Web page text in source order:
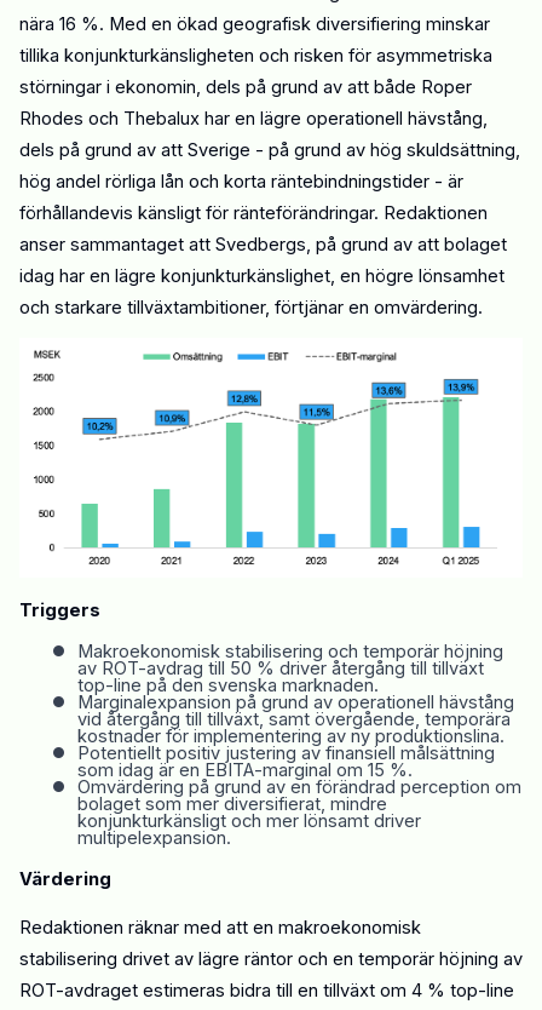
nära 16 %. Med en ökad geografisk diversifiering minskar
tillika konjunkturkänsligheten och risken för asymmetriska
störningar i ekonomin, dels på grund av att både Roper
Rhodes och Thebalux har en lägre operationell hävstång,
dels på grund av att Sverige - på grund av hög skuldsättning,
hög andel rörliga lån och korta räntebindningstider - är
förhållandevis känsligt för ränteförändringar. Redaktionen
anser sammantaget att Svedbergs, på grund av att bolaget
idag har en lägre konjunkturkänslighet, en högre lönsamhet
och starkare tillväxtambitioner, förtjänar en omvärdering.
Triggers
• Makroekonomisk stabilisering och temporär höjning
av ROT-avdrag till 50 % driver återgång till tillväxt
top-line på den svenska marknaden.
• Marginalexpansion på grund av operationell hävstång
vid återgång till tillväxt, samt övergående, temporära
kostnader för implementering av ny produktionslina.
• Potentiellt positiv justering av finansiell målsättning
som idag är en EBITA-marginal om 15 %.
• Omvärdering på grund av en förändrad perception om
bolaget som mer diversifierat, mindre
konjunkturkänsligt och mer lönsamt driver
multipelexpansion.
Värdering
Redaktionen räknar med att en makroekonomisk
stabilisering drivet av lägre räntor och en temporär höjning av
ROT-avdraget estimeras bidra till en tillväxt om 4 % top-line